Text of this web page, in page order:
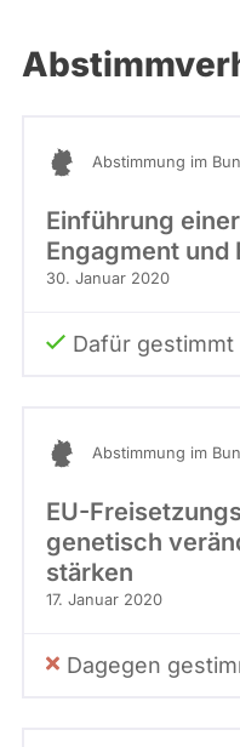
Abstimmung im
Einführung
Engagment und
30. Januar 2020
Dafür gestimmt
Abstimmung im
EU-
genetisch
stärken
17. Januar 2020
Dagegen